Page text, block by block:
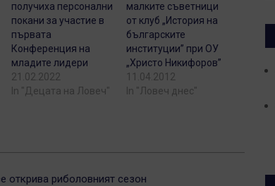
получиха персонални
покани за участие в
първата
Конференция на
младите лидери
21.02.2022
In "Децата на Ловеч"
малките съветници
от клуб „История на
българските
институции” при ОУ
„Христо Никифоров”
11.04.2012
In "Ловеч днес"
открива риболовният сезон